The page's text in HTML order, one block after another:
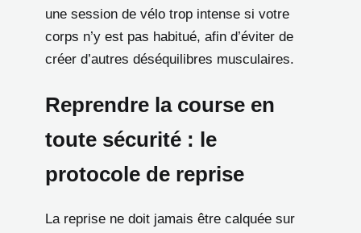
une session de vélo trop intense si votre
corps n’y est pas habitué, afin d’éviter de
créer d’autres déséquilibres musculaires.
Reprendre la course en
toute sécurité : le
protocole de reprise
La reprise ne doit jamais être calquée sur